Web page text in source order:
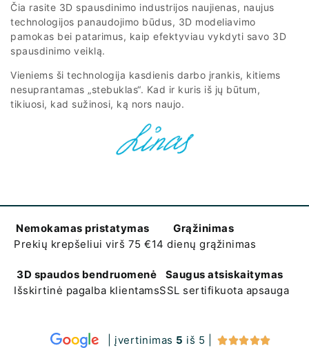
Čia rasite 3D spausdinimo industrijos naujienas, naujus
technologijos panaudojimo būdus, 3D modeliavimo
pamokas bei patarimus, kaip efektyviau vykdyti savo 3D
spausdinimo veiklą.
Vieniems ši technologija kasdienis darbo įrankis, kitiems
nesuprantamas „stebuklas“. Kad ir kuris iš jų būtum,
tikiuosi, kad sužinosi, ką nors naujo.
Nemokamas pristatymas
Prekių krepšeliui virš 75 €
Grąžinimas
14 dienų grąžinimas
3D spaudos bendruomenė
Išskirtinė pagalba klientams
Saugus atsiskaitymas
SSL sertifikuota apsauga
| įvertinimas 5 iš 5 | 